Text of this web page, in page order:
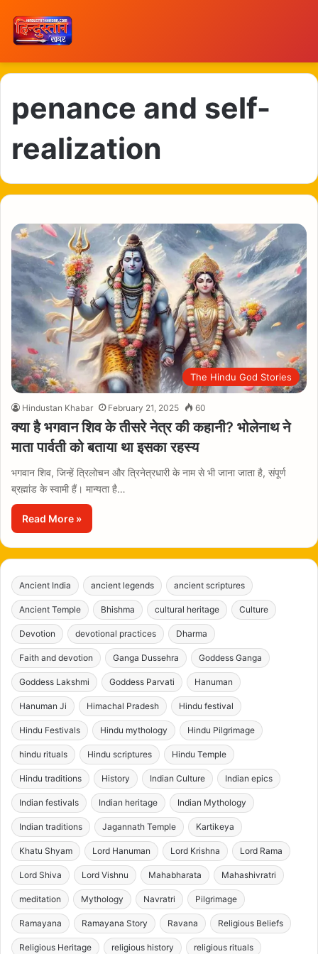
penance and self-
realization
The Hindu God Stories
Hindustan Khabar February 21, 2025 60
क्या है भगवान शिव के तीसरे नेत्र की कहानी? भोलेनाथ ने
माता पार्वती को बताया था इसका रहस्य
भगवान शिव, जिन्हें त्रिलोचन और त्रिनेत्रधारी के नाम से भी जाना जाता है, संपूर्ण
ब्रह्मांड के स्वामी हैं। मान्यता है…
Read More »
Ancient India ancient legends ancient scriptures
Ancient Temple Bhishma cultural heritage Culture
Devotion devotional practices Dharma
Faith and devotion Ganga Dussehra Goddess Ganga
Goddess Lakshmi Goddess Parvati Hanuman
Hanuman Ji Himachal Pradesh Hindu festival
Hindu Festivals Hindu mythology Hindu Pilgrimage
hindu rituals Hindu scriptures Hindu Temple
Hindu traditions History Indian Culture Indian epics
Indian festivals Indian heritage Indian Mythology
Indian traditions Jagannath Temple Kartikeya
Khatu Shyam Lord Hanuman Lord Krishna Lord Rama
Lord Shiva Lord Vishnu Mahabharata Mahashivratri
meditation Mythology Navratri Pilgrimage
Ramayana Ramayana Story Ravana Religious Beliefs
Religious Heritage religious history religious rituals